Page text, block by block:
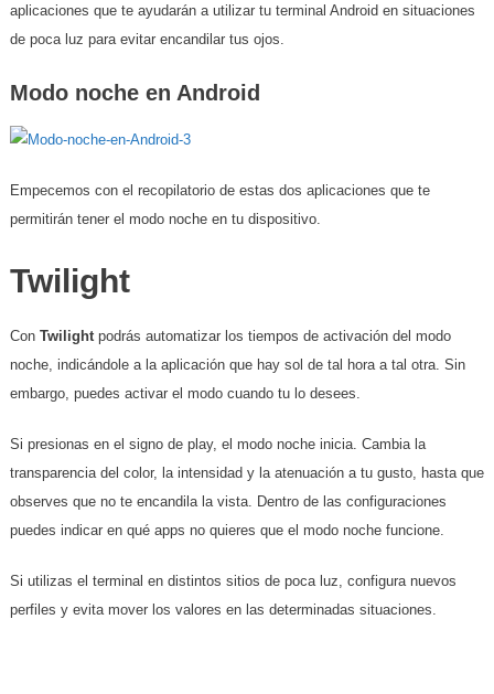
aplicaciones que te ayudarán a utilizar tu terminal Android en situaciones
de poca luz para evitar encandilar tus ojos.
Modo noche en Android
Empecemos con el recopilatorio de estas dos aplicaciones que te
permitirán tener el modo noche en tu dispositivo.
Twilight
Con Twilightpodrás automatizar los tiempos de activación del modo
noche, indicándole a la aplicación que hay sol de tal hora a tal otra. Sin
embargo, puedes activar el modo cuando tu lo desees.
Si presionas en el signo de play, el modo noche inicia. Cambia la
transparencia del color, la intensidad y la atenuación a tu gusto, hasta que
observes que no te encandila la vista. Dentro de las configuraciones
puedes indicar en qué apps no quieres que el modo noche funcione.
Si utilizas el terminal en distintos sitios de poca luz, configura nuevos
perfiles y evita mover los valores en las determinadas situaciones.